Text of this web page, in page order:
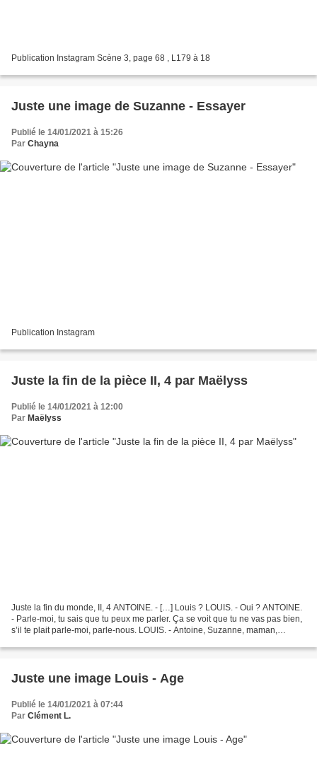
Publication Instagram Scène 3, page 68 , L179 à 18
Juste une image de Suzanne - Essayer
Publié le 14/01/2021 à 15:26
Par Chayna
Publication Instagram
Juste la fin de la pièce II, 4 par Maëlyss
Publié le 14/01/2021 à 12:00
Par Maëlyss
Juste la fin du monde, II, 4 ANTOINE. - […] Louis ? LOUIS. - Oui ? ANTOINE.
- Parle-moi, tu sais que tu peux me parler. Ça se voit que tu ne vas pas bien,
s’il te plait parle-moi, parle-nous. LOUIS. - Antoine, Suzanne, maman,
Juste une image Louis - Age
Publié le 14/01/2021 à 07:44
Par Clément L.